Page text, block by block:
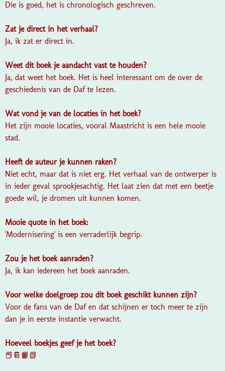
Die is goed, het is chronologisch geschreven.
Zat je direct in het verhaal?
Ja, ik zat er direct in.
Weet dit boek je aandacht vast te houden?
Ja, dat weet het boek. Het is heel interessant om de over de
geschiedenis van de Daf te lezen.
Wat vond je van de locaties in het boek?
Het zijn mooie locaties, vooral Maastricht is een hele mooie
stad.
Heeft de auteur je kunnen raken?
Niet echt, maar dat is niet erg. Het verhaal van de ontwerper is
in ieder geval sprookjesachtig. Het laat zien dat met een beetje
goede wil, je dromen uit kunnen komen.
Mooie quote in het boek:
'Modernisering' is een verraderlijk begrip.
Zou je het boek aanraden?
Ja, ik kan iedereen het boek aanraden.
Voor welke doelgroep zou dit boek geschikt kunnen zijn?
Voor de fans van de Daf en dat schijnen er toch meer te zijn
dan je in eerste instantie verwacht.
Hoeveel boekjes geef je het boek?
📕📔📙📗